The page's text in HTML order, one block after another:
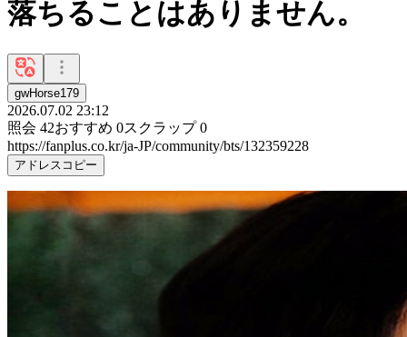
落ちることはありません。
gwHorse179
2026.07.02 23:12
照会 42おすすめ 0スクラップ 0
https://fanplus.co.kr/ja-JP/community/bts/132359228
アドレスコピー